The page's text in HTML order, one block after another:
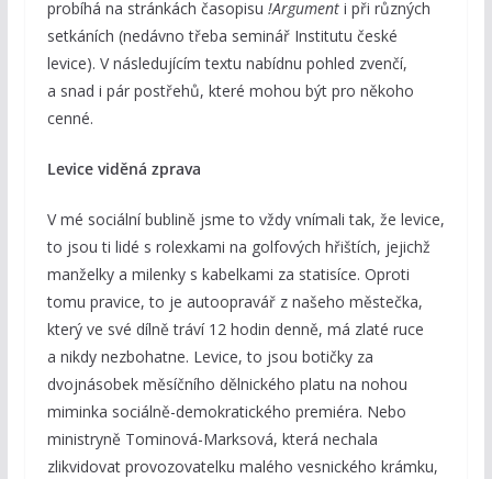
probíhá na stránkách časopisu !Argumenti při různých
setkáních (nedávno třeba seminář Institutu české
levice). V následujícím textu nabídnu pohled zvenčí,
a snad i pár postřehů, které mohou být pro někoho
cenné.
Levice viděná zprava
V mé sociální bublině jsme to vždy vnímali tak, že levice,
to jsou ti lidé s rolexkami na golfových hřištích, jejichž
manželky a milenky s kabelkami za statisíce. Oproti
tomu pravice, to je autoopravář z našeho městečka,
který ve své dílně tráví 12 hodin denně, má zlaté ruce
a nikdy nezbohatne. Levice, to jsou botičky za
dvojnásobek měsíčního dělnického platu na nohou
miminka sociálně-demokratického premiéra. Nebo
ministryně Tominová-Marksová, která nechala
zlikvidovat provozovatelku malého vesnického krámku,